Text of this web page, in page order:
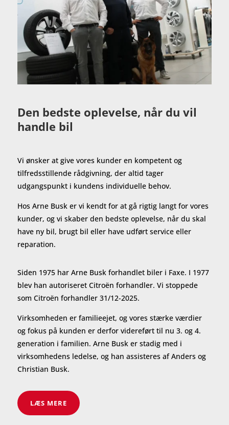
Den bedste oplevelse, når du vil
handle bil
Vi ønsker at give vores kunder en kompetent og
tilfredsstillende rådgivning, der altid tager
udgangspunkt i kundens individuelle behov.
Hos Arne Busk er vi kendt for at gå rigtig langt for vores
kunder, og vi skaber den bedste oplevelse, når du skal
have ny bil, brugt bil eller have udført service eller
reparation.
Siden 1975 har Arne Busk forhandlet biler i Faxe. I 1977
blev han autoriseret Citroën forhandler. Vi stoppede
som Citroën forhandler 31/12-2025.
Virksomheden er familieejet, og vores stærke værdier
og fokus på kunden er derfor videreført til nu 3. og 4.
generation i familien. Arne Busk er stadig med i
virksomhedens ledelse, og han assisteres af Anders og
Christian Busk.
LÆS MERE